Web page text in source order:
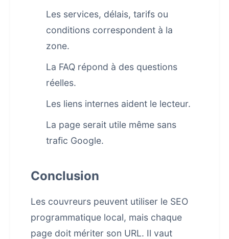
Les services, délais, tarifs ou
conditions correspondent à la
zone.
La FAQ répond à des questions
réelles.
Les liens internes aident le lecteur.
La page serait utile même sans
trafic Google.
Conclusion
Les couvreurs peuvent utiliser le SEO
programmatique local, mais chaque
page doit mériter son URL. Il vaut